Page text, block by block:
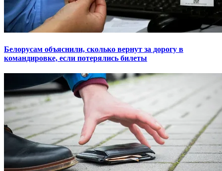
Белорусам объяснили, сколько вернут за дорогу в
командировке, если потерялись билеты